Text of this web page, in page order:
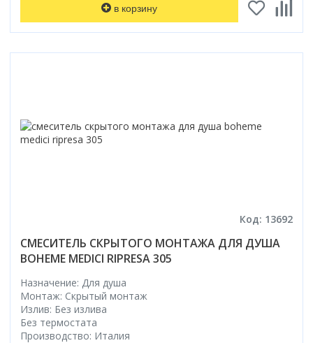
в корзину
Код: 13692
СМЕСИТЕЛЬ СКРЫТОГО МОНТАЖА ДЛЯ ДУША
BOHEME MEDICI RIPRESA 305
Назначение: Для душа
Монтаж: Скрытый монтаж
Излив: Без излива
Без термостата
Производство: Италия